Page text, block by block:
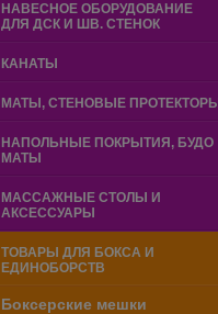
НАВЕСНОЕ ОБОРУДОВАНИЕ
ДЛЯ ДСК И ШВ. СТЕНОК
КАНАТЫ
МАТЫ, СТЕНОВЫЕ ПРОТЕКТОРЫ
НАПОЛЬНЫЕ ПОКРЫТИЯ, БУДО
МАТЫ
МАССАЖНЫЕ СТОЛЫ И
АКСЕССУАРЫ
ТОВАРЫ ДЛЯ БОКСА И
ЕДИНОБОРСТВ
Боксерские мешки